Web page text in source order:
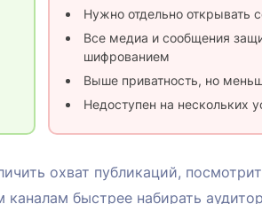
Нужно отдельно открывать
Все медиа и сообщения
шифрованием
Выше приватность, но
Недоступен на нескольких
охват публикаций,
быстрее набирать